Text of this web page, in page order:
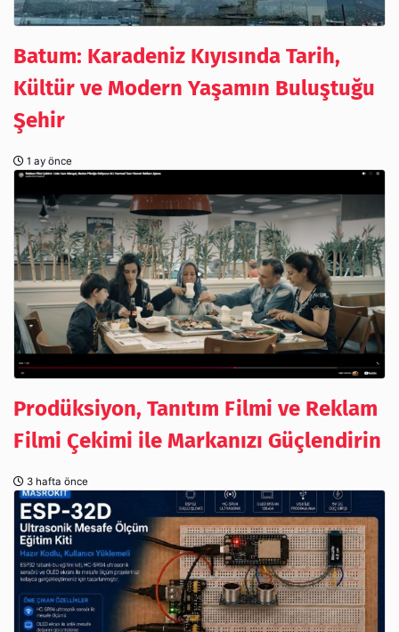
Batum: Karadeniz Kıyısında Tarih,
Kültür ve Modern Yaşamın Buluştuğu
Şehir
1 ay önce
Prodüksiyon, Tanıtım Filmi ve Reklam
Filmi Çekimi ile Markanızı Güçlendirin
3 hafta önce